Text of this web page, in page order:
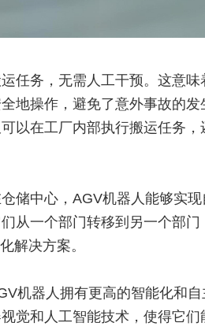
务，无需人工干预。这意
地操作，避免了意外事故的
以在工厂内部执行搬运任务
储中心，AGV机器人能够实
从一个部门转移到另一个部
解决方案。
机器人拥有更高的智能化和
觉和人工智能技术，使得它